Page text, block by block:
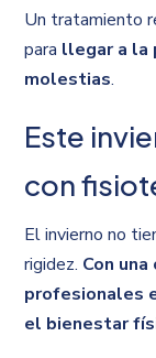
Un tratamiento
para llegar a la
molestias.
Este
con
El invierno no
rigidez. Con
profesionales
el bienestar